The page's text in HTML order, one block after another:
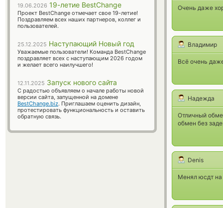
Очень даже
Владимир
Всё очень
Надежда
Отличный
обмен без
Denis
Менял юсдт на
19.06.2026 19-летие BestChange
Проект BestChange отмечает свое 19-летие!
Поздравляем всех наших партнеров, коллег и
пользователей.
25.12.2025 Наступающий Новый год
Уважаемые пользователи! Команда BestChange
поздравляет всех с наступающим 2026 годом
и желает всего наилучшего!
12.11.2025 Запуск нового сайта
С радостью объявляем о начале работы новой
версии сайта, запущенной на домене
BestChange.biz. Приглашаем оценить дизайн,
протестировать функциональность и оставить
обратную связь.